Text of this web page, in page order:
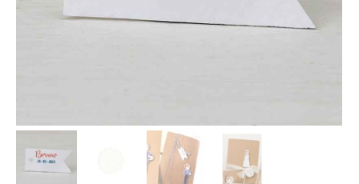
elegir